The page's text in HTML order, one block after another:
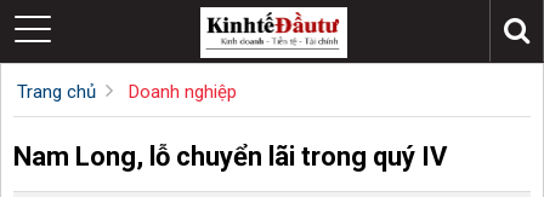
Trang chủ Doanh nghiệp
Nam Long, lỗ chuyển lãi trong quý IV